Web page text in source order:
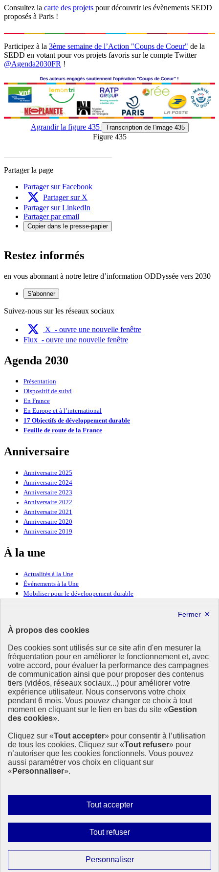
À propos des cookies
Des cookies sont utilisés sur ce site afin d'en mesurer la
fréquentation pour en améliorer le fonctionnement et, avec
votre accord, pour évaluer la performance des campagnes
de communication ainsi que pour proposer des contenus
tiers (vidéos, réseaux sociaux...) pour améliorer votre
expérience utilisateur. Nous conservons votre choix
pendant 6 mois. Vous pouvez changer ce choix à tout
moment en cliquant sur le lien en bas du site «Gestion
des cookies».
Cliquez sur «Tout accepter» pour consentir à l’utilisation
de tous les cookies. Cliquez sur «Tout refuser» pour
n’autoriser que les cookies fonctionnels. Vous pouvez
aussi paramétrer vos choix en cliquant sur
« Personnaliser».
Tout accepterAutoriser
tous
Tout refuserInterdire
tous
PersonnaliserParamétrer
Consultez la carte des projets pour découvrir les évènements SEDD
proposés à Paris !
Participez à la 3ème semaine de l’Action "Coups de Coeur" de la
SEDD en votant pour vos projets favoris sur le compte Twitter
@Agenda2030FR !
Agrandirla figure 435 Transcription de l'image 435
Figure 435
Partager la page
Partager sur Facebook
Partager sur X
Partager sur LinkedIn
Partager par email
Copier dans le presse-papier
Restez informés
en vous abonnant à notre lettre d’information ODDyssée vers 2030
S'abonner
Suivez-nous sur les réseaux sociaux
X - ouvre une nouvelle fenêtre
Flux - ouvre une nouvelle fenêtre
Agenda 2030
Présentation
Dispositif de suivi
En France
En Europe et à l’international
17 Objectifs de développement durable
Feuille de route de la France
Anniversaire
Anniversaire 2025
Anniversaire 2024
Anniversaire 2023
Anniversaire 2022
Anniversaire 2021
Anniversaire 2020
Anniversaire 2019
À la une
Actualités à la Une
Événements à la Une
Mobiliser pour le développement durable
Ressources
Ressources
La Méth’ODD
Gouvernement
Ce site propose l’information de référence concernant l’Agenda
2030 et la feuille de route de la France. Il valorise la mobilisation de
tous les acteurs.
info.gouv.fr- ouvre une nouvelle fenêtre
service-public.fr - ouvre une nouvelle fenêtre
legifrance.gouv.fr- ouvre une nouvelle fenêtre
data.gouv.fr- ouvre une nouvelle fenêtre
Plan du site
Mentions légales
Sauf mention contraire, tous les contenus de ce site sont sous